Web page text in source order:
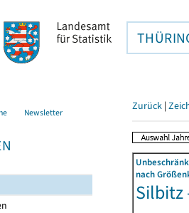
Newsletter Zurück |
nach
Silbitz